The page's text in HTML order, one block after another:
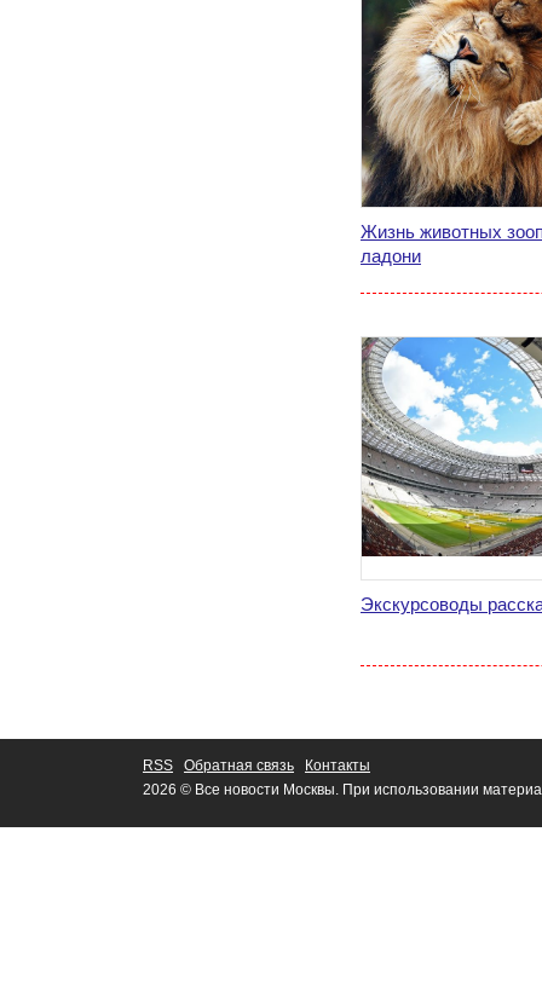
Жизнь животных
ладони
Экскурсоводы
RSS Обратная связь
Контакты
2026 © Все новости Москвы. При использовании